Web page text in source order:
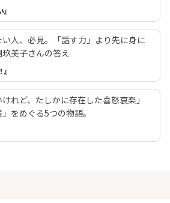
人、必見。「話す力」より先に身に
美子さんの答え
れど、たしかに存在した喜怒哀楽」
をめぐる5つの物語。